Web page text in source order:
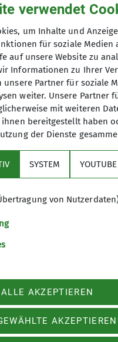
Seele. Ähnliches
Empfindungen des
sowie den Wechsel von
und Entspannung
und
Stress
und
in Gang
online.de
verwendet
um Inhalte und
für soziale Medien
auf unsere Website zu
Informationen zu Ihrer
unsere Partner für soziale
weiter. Unsere Partner
mit weiteren
ihnen bereitgestellt haben
der Dienste
SYSTEM
von
ALLE AKZEPTIEREN
AKZEPTIEREN